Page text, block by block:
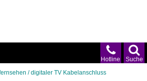
Suche
Hotline
/ digitaler TV Kabelanschluss